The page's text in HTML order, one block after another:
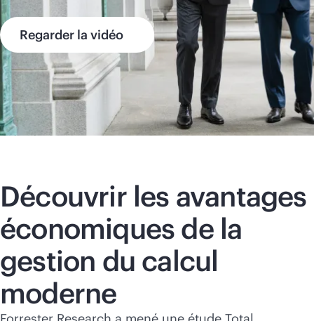
Regarder la vidéo
Découvrir les avantages
économiques de la
gestion du calcul
moderne